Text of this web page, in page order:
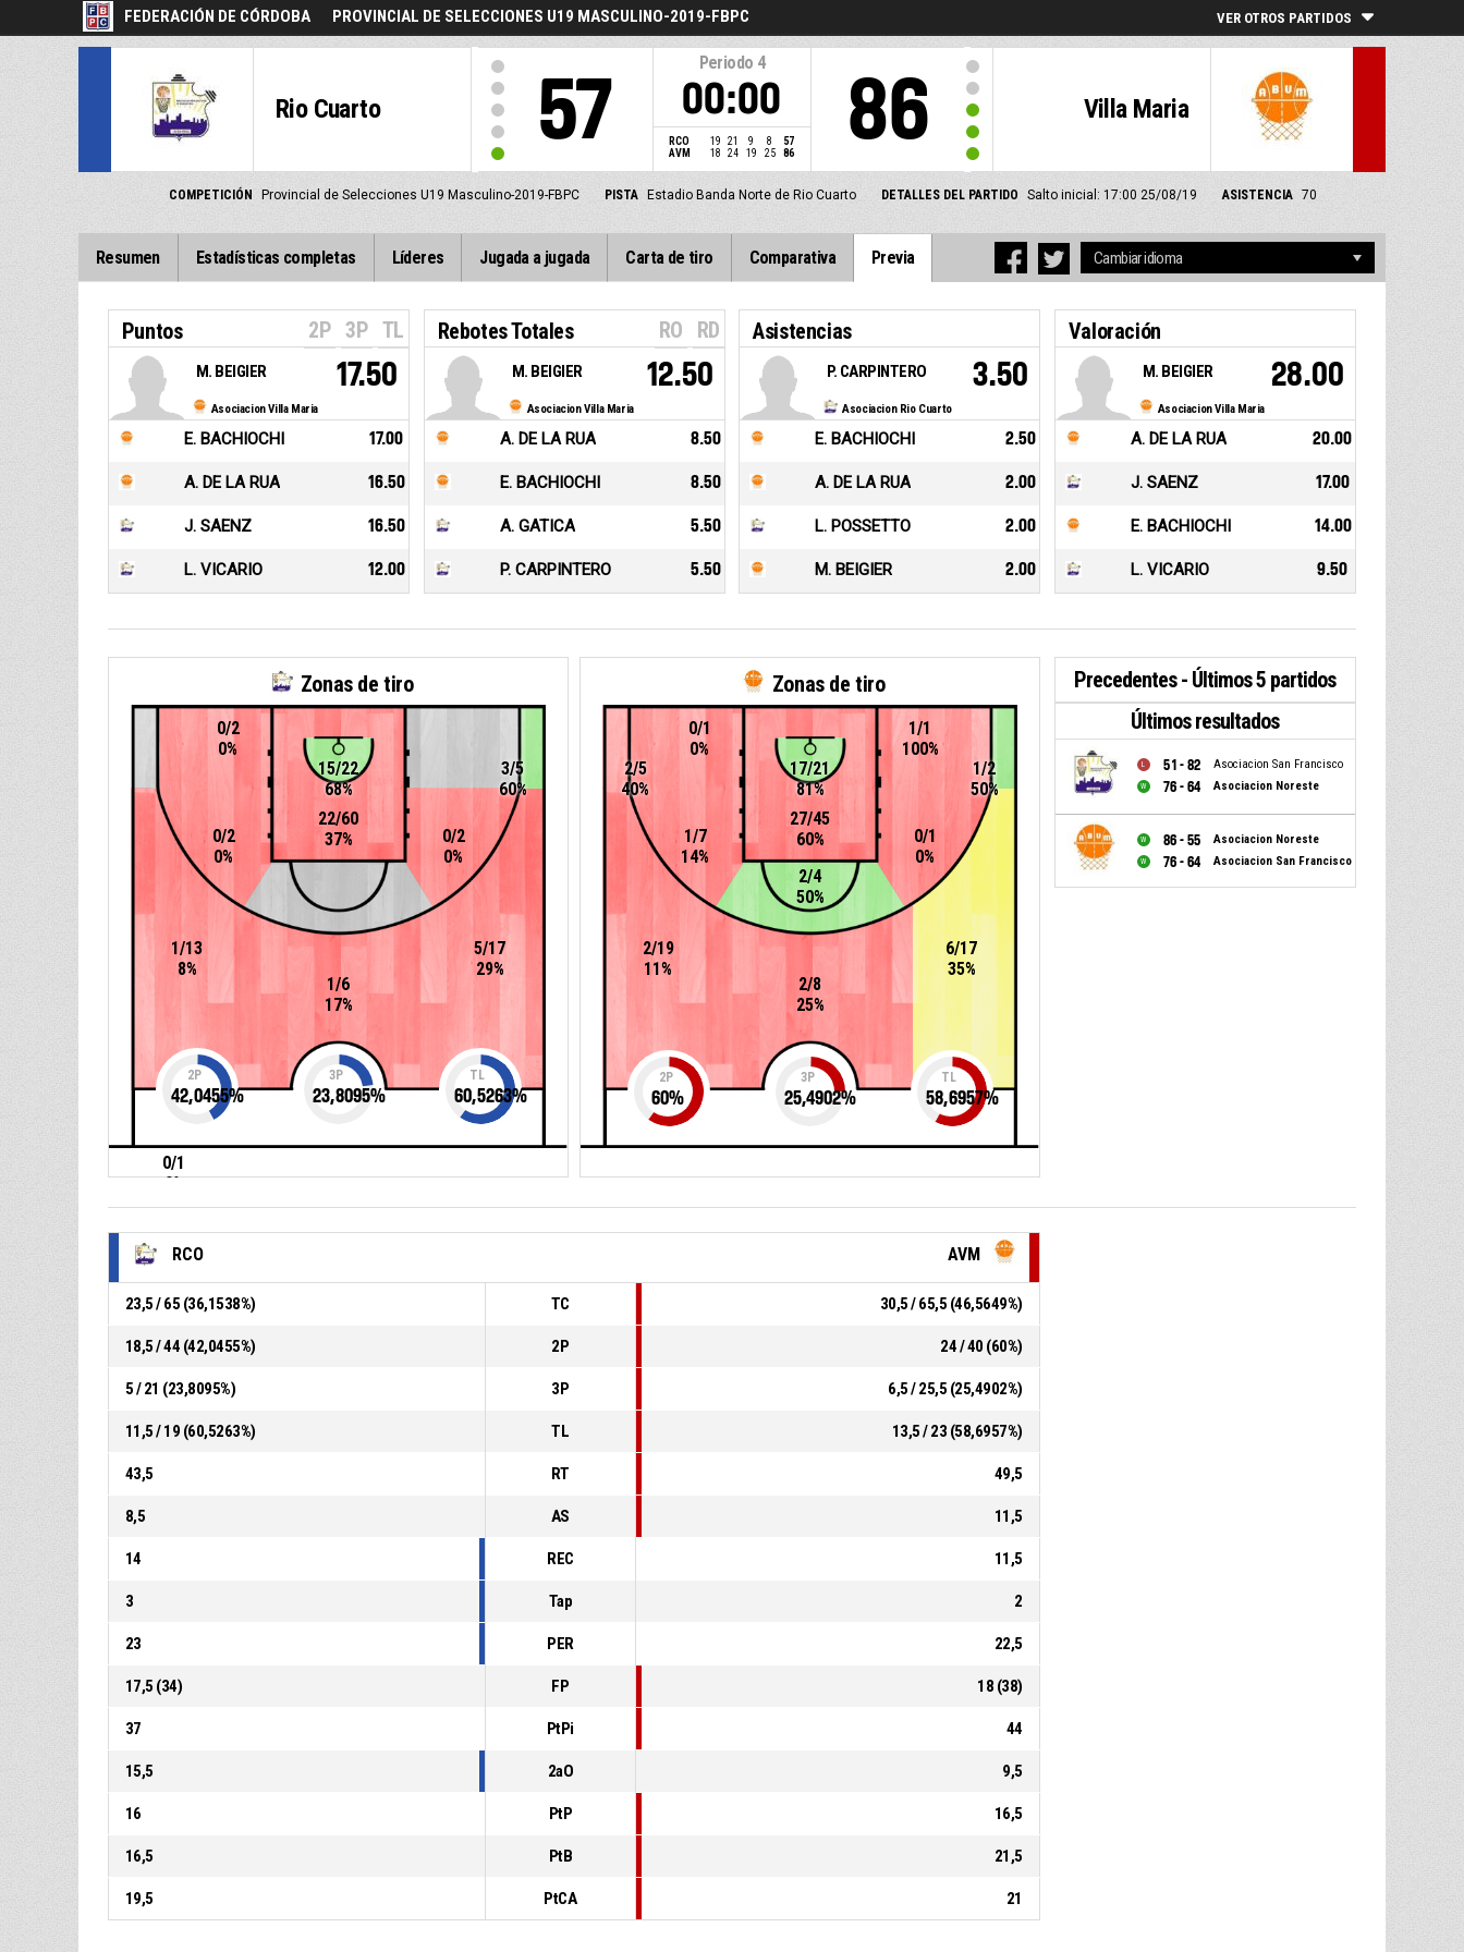
FEDERACIÓN DE CÓRDOBA PROVINCIAL DE SELECCIONES U19 MASCULINO-2019-FBPC VER OTROS PARTIDOS
Rio Cuarto 57
Periodo 4
00:00
RCO 19 21 9 8
57
AVM
18 24 19 25 86
Villa Maria
86
COMPETICIÓN Provincial de Selecciones U19 Masculino-2019-FBPC PISTA Estadio Banda Norte de Rio Cuarto DETALLES DEL PARTIDO Salto inicial: 17:00 25/08/19 ASISTENCIA 70
Resumen Estadísticas completas Líderes Jugada a jugada Carta de tiro Comparativa Previa
Puntos 2P 3P TL
Asociacion Villa Maria
M. BEIGIER 17.50
E. BACHIOCHI 17.00
A. DE LA RUA 16.50
J. SAENZ 16.50
L. VICARIO 12.00
Rebotes Totales RO RD
Asociacion Villa Maria
M. BEIGIER 12.50
A. DE LA RUA 8.50
E. BACHIOCHI 8.50
A. GATICA 5.50
P. CARPINTERO 5.50
Asistencias
Asociacion Rio Cuarto
P. CARPINTERO 3.50
E. BACHIOCHI 2.50
A. DE LA RUA 2.00
L. POSSETTO 2.00
M. BEIGIER 2.00
Valoración
Asociacion Villa Maria
M. BEIGIER 28.00
A. DE LA RUA 20.00
J. SAENZ 17.00
E. BACHIOCHI 14.00
L. VICARIO 9.50
Zonas de tiro
0/2
0%
0/2
0%
0/2
0%
22/60
37%
15/22
68%
0/1
0%
1/6
17%
1/13
8%
5/17
29%
3/5
60%
2P
42,0455%
3P
23,8095%
TL
60,5263%
Zonas de tiro
2/4
50%
1/7
14%
0/1
0%
0/1
0%
27/45
60%
17/21
81%
1/1
100%
2/8
25%
2/19
11%
2/5
40%
6/17
35%
1/2
50%
2P
60%
3P
25,4902%
TL
58,6957%
Precedentes - Últimos 5 partidos
Últimos resultados
51 - 82 Asociacion San Francisco
76 - 64 Asociacion Noreste
86 - 55 Asociacion Noreste
76 - 64 Asociacion San Francisco
RCO AVM
23,5 / 65 (36,1538%) TC 30,5 / 65,5 (46,5649%)
18,5 / 44 (42,0455%) 2P 24 / 40 (60%)
5 / 21 (23,8095%) 3P 6,5 / 25,5 (25,4902%)
11,5 / 19 (60,5263%) TL 13,5 / 23 (58,6957%)
43,5 RT 49,5
8,5 AS 11,5
14 REC 11,5
3 Tap 2
23 PER 22,5
17,5 (34) FP 18 (38)
37 PtPi 44
15,5 2aO 9,5
16 PtP 16,5
16,5 PtB 21,5
19,5 PtCA 21